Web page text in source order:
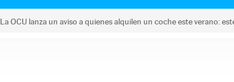
La OCU lanza un aviso a quienes alquilen un coche este verano: